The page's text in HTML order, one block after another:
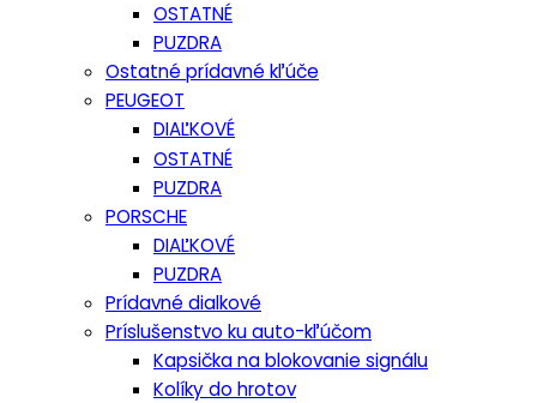
OSTATNÉ
PUZDRA
Ostatné prídavné kľúče
PEUGEOT
DIAĽKOVÉ
OSTATNÉ
PUZDRA
PORSCHE
DIAĽKOVÉ
PUZDRA
Prídavné dialkové
Príslušenstvo ku auto-kľúčom
Kapsička na blokovanie signálu
Kolíky do hrotov